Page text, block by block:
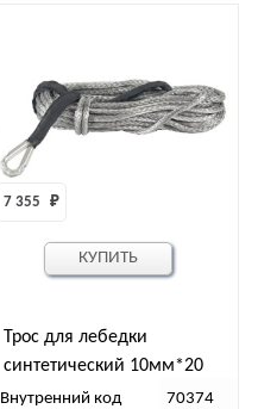
Трос для лебедки
синтетический 10мм*20
метров СЕРЫЙ
7 355 ₽
Внутренний код 70374
КУПИТЬ